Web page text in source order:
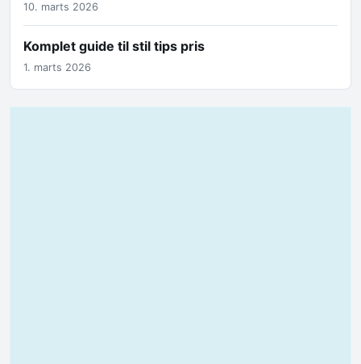
10. marts 2026
Komplet guide til stil tips pris
1. marts 2026